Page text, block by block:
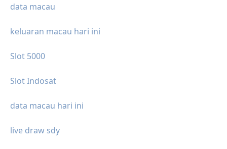
data macau
keluaran macau hari ini
Slot 5000
Slot Indosat
data macau hari ini
live draw sdy